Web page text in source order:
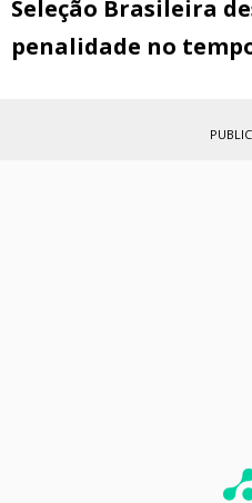
Seleção Brasileira
penalidade no